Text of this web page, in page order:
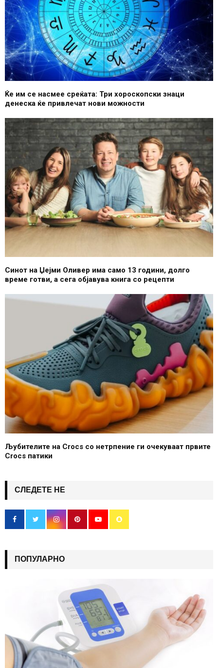
Ќе им се насмее среќата: Три хороскопски знаци
денеска ќе привлечат нови можности
Синот на Џејми Оливер има само 13 години, долго
време готви, а сега објавува книга со рецепти
Љубителите на Crocs со нетрпение ги очекуваат првите
Crocs патики
СЛЕДЕТЕ НЕ
ПОПУЛАРНО